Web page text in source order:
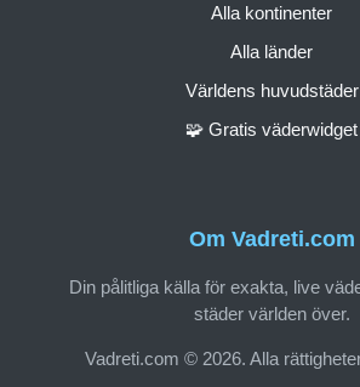
Om Vadreti.com
Din pålitliga källa för exakta, live
städer världen över.
Vadreti.com © 2026. Alla
Alla kontinenter
Alla länder
Världens huvudstäder
🧩 Gratis väderwidget